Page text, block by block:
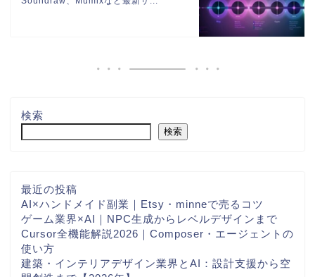
検索
検索
最近の投稿
AI×ハンドメイド副業｜Etsy・minneで売るコツ
ゲーム業界×AI｜NPC生成からレベルデザインまで
Cursor全機能解説2026｜Composer・エージェントの
使い方
建築・インテリアデザイン業界とAI：設計支援から空